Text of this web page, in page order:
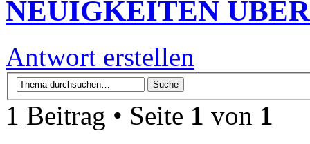
NEUIGKEITEN
Antwort erstellen
1 Beitrag • Seite 1 von 1